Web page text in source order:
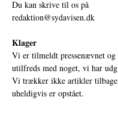
Du kan skrive til os på
redaktion@sydavisen.dk
Klager
Vi er tilmeldt pressenævnet
utilfreds med noget, vi har
Vi trækker ikke artikler
uheldigvis er opstået.